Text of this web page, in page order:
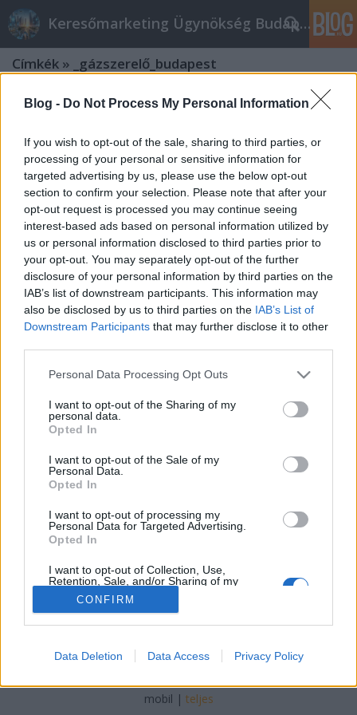
Blog - Do Not Process My Personal Information
If you wish to opt-out of the sale, sharing to third parties, or
processing of your personal or sensitive information for
targeted advertising by us, please use the below opt-out
section to confirm your selection. Please note that after your
opt-out request is processed you may continue seeing
interest-based ads based on personal information utilized by
us or personal information disclosed to third parties prior to
your opt-out. You may separately opt-out of the further
disclosure of your personal information by third parties on the
IAB’s list of downstream participants. This information may
also be disclosed by us to third parties on the IAB’s List of
Downstream Participants that may further disclose it to other
Please note that this website/app uses one or more Google
not limited to your visit or usage behaviour. You may click to
grant or deny consent to Google and its third-party tags to
use your data for below specified purposes in below Google
consent section.
Personal Data Processing Opt Outs
I want to opt-out of the Sharing of my
personal data.
Opted In
I want to opt-out of the Sale of my
Personal Data.
Opted In
I want to opt-out of processing my
Personal Data for Targeted Advertising.
Opted In
I want to opt-out of Collection, Use,
Retention, Sale, and/or Sharing of my
Purposes for which it was collected.
Opted Out
Google consents
related to advertising like cookies on web or
CONFIRM
Data Deletion Data Access Privacy Policy
Keresőmarketing Ügynökség Budapest, Online marketi
Címkék » _gázszerelő_budapest
Tartsa be ezeket az önsegítő
minőségi javaslatokat
Online marketing 101•2022. április 19.
Tartsa be ezeket az önsegítő minőségi javaslatokat
Világszerte sokan keresik a módját annak, hogyan
fejleszthetik önmagukat nap mint nap. Néhányan
professzionális módszerekhez folyamodnak, például
pszichiáterekhez vagy pszichológusokhoz. Mások
kevésbé költséges és időigényes módszereket…
Alapvető tippek egy nagyszerű
laptop megtalálásához
Online marketing 101•2022. február 22.
Alapvető tippek egy nagyszerű laptop
megtalálásához A mai laptopok új technológiája
még a legtapasztaltabb laptop-felhasználó számára
is zavaró lehet. Nem számít, hogy mennyi
tapasztalata van a laptopokkal kapcsolatban, a
változó technológia miatt mindig van mit tanulni.
Olvasson tovább, és…
SÜTI BEÁLLÍTÁSOK MÓDOSÍTÁSA
mobil | teljes